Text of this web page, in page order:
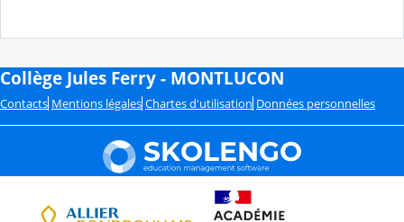
Collège Jules Ferry - MONTLUCON
Contacts Mentions légales Chartes d'utilisation Données personnelles